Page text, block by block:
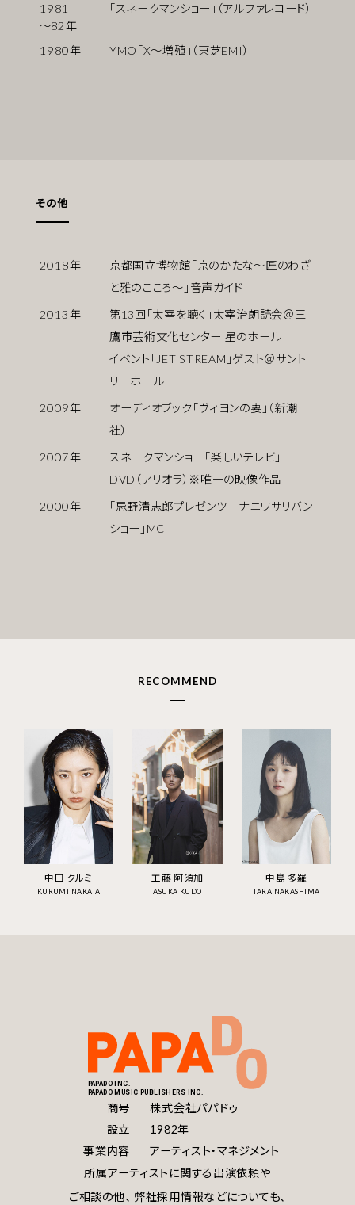
1981
〜82年
「スネークマンショー」（アルファレコード）
1980年 YMO「X〜増殖」（東芝EMI）
その他
2018年
京都国立博物館「京のかたな〜匠のわざ
と雅のこころ〜」音声ガイド
2013年
第13回「太宰を聴く」太宰治朗読会＠三
鷹市芸術文化センター 星のホール
イベント「JET STREAM」ゲスト＠サント
リーホール
2009年
オーディオブック「ヴィヨンの妻」（新潮
社）
2007年
スネークマンショー「楽しいテレビ」
DVD（アリオラ）※唯一の映像作品
2000年
「忌野清志郎プレゼンツ ナニワサリバン
ショー」MC
RECOMMEND
中田 クルミ
KURUMI NAKATA
工藤 阿須加
ASUKA KUDO
中島 多羅
TARA NAKASHIMA
PAPADO INC.
PAPADO MUSIC PUBLISHERS INC.
商号
株式会社パパドゥ
設立
1982年
事業内容
アーティスト・マネジメント
所属アーティストに関する出演依頼や
ご相談の他、 弊社採用情報などについても、